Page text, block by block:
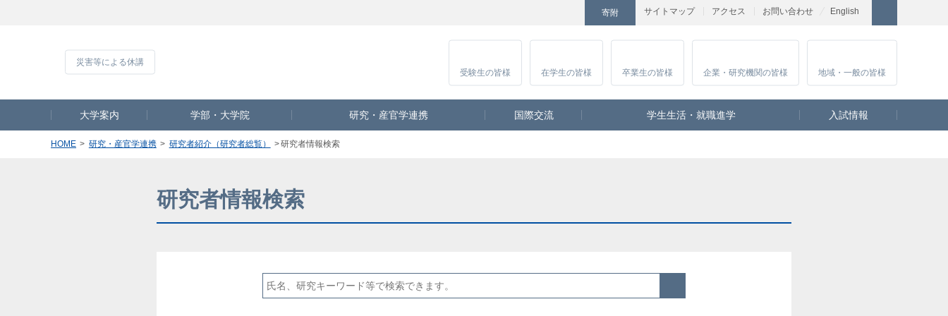
サイトマップ アクセス お問い合わせ
寄附 English
Instagram
受験生の皆様 在学生の皆様 卒業生の皆様 企業・研究機関の皆様 地域・一般の皆様
大学案内 学部・大学院 研究・産官学連携 国際交流 学生生活・就職進学 入試情報
HOME 研究・産官学連携 研究者紹介（研究者総覧） 研究者情報検索
研究者情報検索